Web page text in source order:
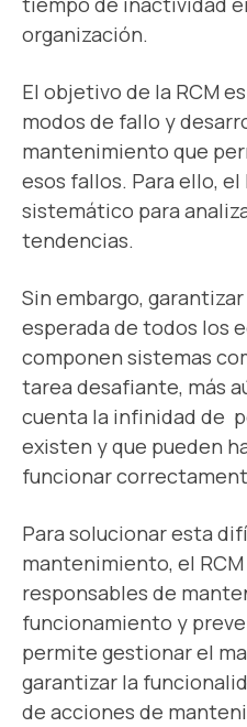
organización.
El objetivo de la RCM
modos de fallo y
mantenimiento que
esos fallos. Para ello,
sistemático para
tendencias.
Sin embargo,
esperada de todos los
componen sistemas
tarea desafiante, más
cuenta la infinidad de
existen y que pueden
funcionar
Para solucionar esta
mantenimiento, el
responsables de
funcionamiento y
permite gestionar el
garantizar la
de acciones de